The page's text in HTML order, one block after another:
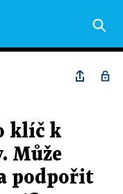
klíč k
Může
podpořit